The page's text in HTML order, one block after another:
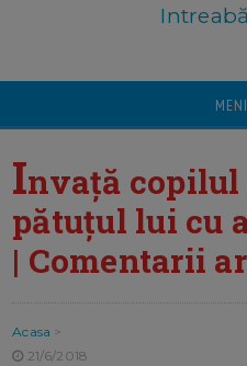
Invață copilul
pătuțul lui cu
| Comentarii
Acasa >
21/6/2018